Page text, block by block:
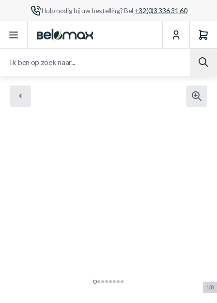
Hulp nodig bij uw bestelling? Bel +32(0)3 336 31 60
Ga naar de inhoud
1/8